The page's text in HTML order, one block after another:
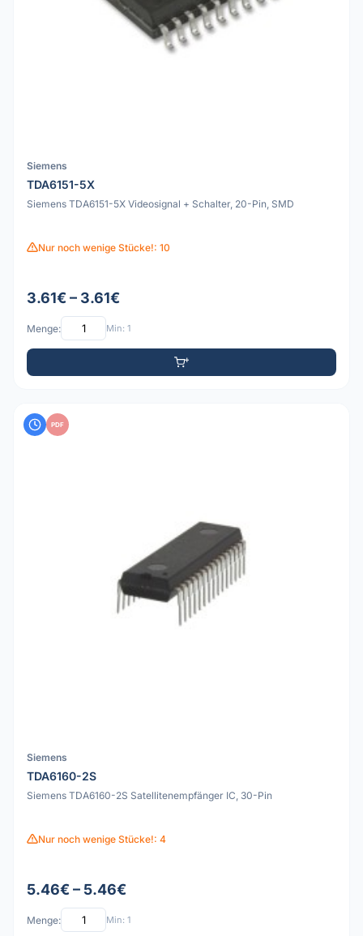
Siemens
TDA6151-5X
Siemens TDA6151-5X Videosignal + Schalter, 20-Pin, SMD
Nur noch wenige Stücke!: 10
3.61€ – 3.61€
Menge: Min: 1
PDF
Siemens
TDA6160-2S
Siemens TDA6160-2S Satellitenempfänger IC, 30-Pin
Nur noch wenige Stücke!: 4
5.46€ – 5.46€
Menge: Min: 1